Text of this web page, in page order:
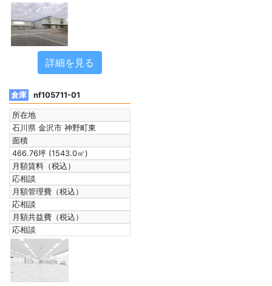
詳細を見る
倉庫 nf105711-01
所在地
石川県 金沢市 神野町東
面積
466.76坪 (1543.0㎡)
月額賃料（税込）
応相談
月額管理費（税込）
応相談
月額共益費（税込）
応相談